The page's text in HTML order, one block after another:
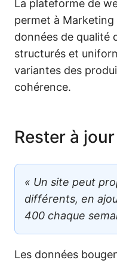
La plateforme de
permet à Marketing
données de qualité
structurés et
variantes des
cohérence.
Rester à
« Un site peut
différents, en
400 chaque
Les données